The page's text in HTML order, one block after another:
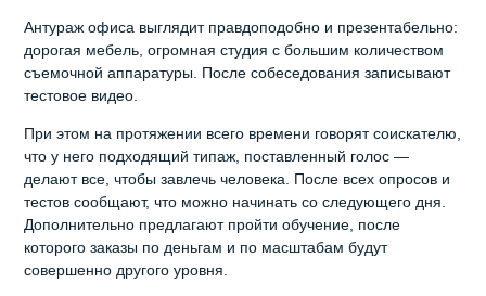
Антураж офиса выглядит правдоподобно и презентабельно:
дорогая мебель, огромная студия с большим количеством
съемочной аппаратуры. После собеседования записывают
тестовое видео.
При этом на протяжении всего времени говорят соискателю,
что у него подходящий типаж, поставленный голос —
делают все, чтобы завлечь человека. После всех опросов и
тестов сообщают, что можно начинать со следующего дня.
Дополнительно предлагают пройти обучение, после
которого заказы по деньгам и по масштабам будут
совершенно другого уровня.